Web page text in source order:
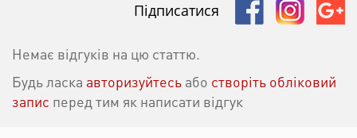
Підписатися
Немає відгуків на цю статтю.
Будь ласка авторизуйтесь або створіть обліковий
запис перед тим як написати відгук